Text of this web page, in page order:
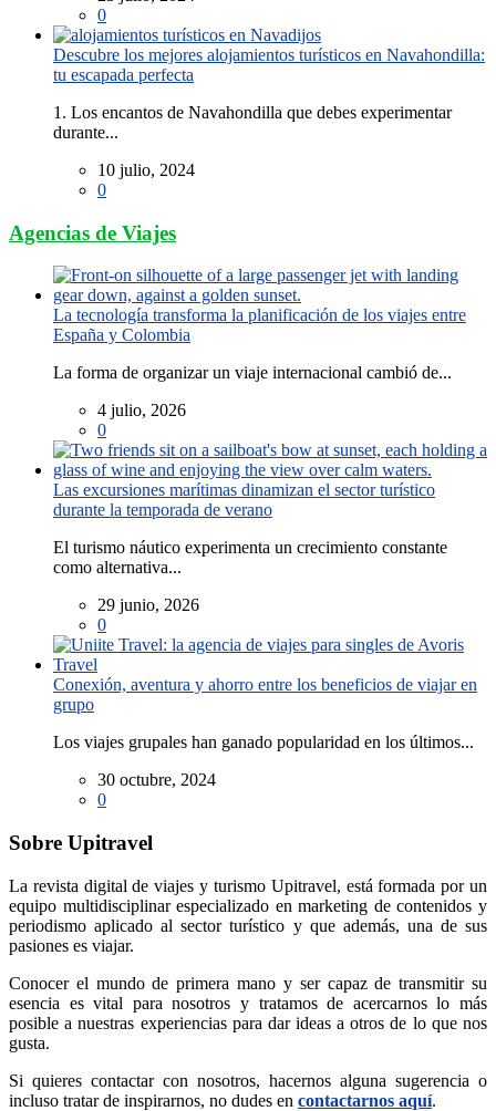
0
Descubre los mejores alojamientos turísticos en Navahondilla:
tu escapada perfecta
1. Los encantos de Navahondilla que debes experimentar
durante...
10 julio, 2024
0
Agencias de Viajes
La tecnología transforma la planificación de los viajes entre
España y Colombia
La forma de organizar un viaje internacional cambió de...
4 julio, 2026
0
Las excursiones marítimas dinamizan el sector turístico
durante la temporada de verano
El turismo náutico experimenta un crecimiento constante
como alternativa...
29 junio, 2026
0
Conexión, aventura y ahorro entre los beneficios de viajar en
grupo
Los viajes grupales han ganado popularidad en los últimos...
30 octubre, 2024
0
Sobre Upitravel
La revista digital de viajes y turismo Upitravel, está formada por un
equipo multidisciplinar especializado en marketing de contenidos y
periodismo aplicado al sector turístico y que además, una de sus
pasiones es viajar.
Conocer el mundo de primera mano y ser capaz de transmitir su
esencia es vital para nosotros y tratamos de acercarnos lo más
posible a nuestras experiencias para dar ideas a otros de lo que nos
gusta.
Si quieres contactar con nosotros, hacernos alguna sugerencia o
incluso tratar de inspirarnos, no dudes en contactarnos aquí.